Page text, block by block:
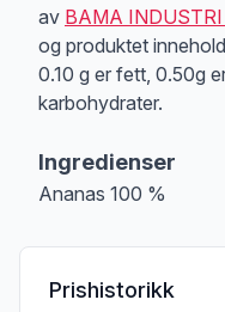
av BAMA
og produktet
0.10 g er fett, 0.50g
karbohydrater.
Ingredienser
Ananas 100 %
Prishistorikk